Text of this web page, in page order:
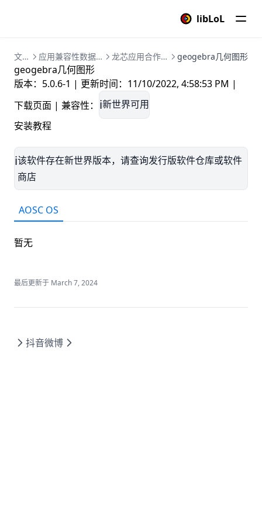
libLoL
二维码生成器
龙吟翻译
向日葵
putty
landrop局域网投放器
瑞星ESM
FBreader电子阅读书
Scratch编程开发
Guee录屏机
超阅版式
Scratch编程开发 3.0
极域课堂互动教学系统软件（国产OS版）学生端
文档 应用兼容性数据库 龙芯应用合作社 geogebra几何图形
geogebra几何图形
版本：5.0.6-1 | 更新时间： 11/10/2022, 4:58:53 PM |
下载页面 | 兼容性： ℹ️新世界可用
安装教程
ℹ️该软件存在新世界版本，请查询发行版软件仓库或软件
商店
AOSC OS
暂无
最后更新于 March 7, 2024
抖音微博